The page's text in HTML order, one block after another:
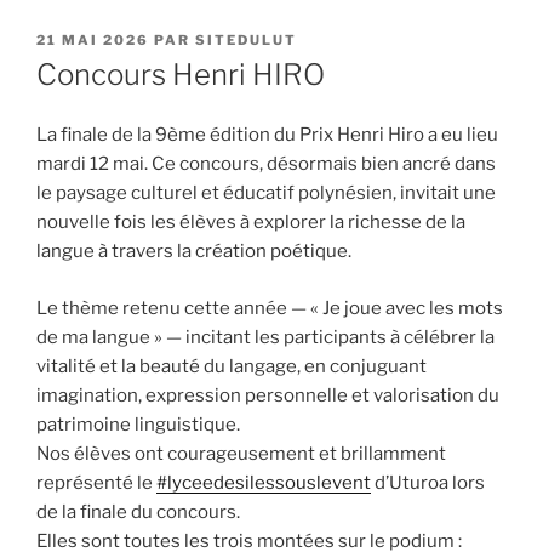
PUBLIÉ
LE
21 MAI 2026 PAR SITEDULUT
Concours Henri HIRO
La finale de la 9ème édition du Prix Henri Hiro a eu lieu
mardi 12 mai. Ce concours, désormais bien ancré dans
le paysage culturel et éducatif polynésien, invitait une
nouvelle fois les élèves à explorer la richesse de la
langue à travers la création poétique.
Le thème retenu cette année — « Je joue avec les mots
de ma langue » — incitant les participants à célébrer la
vitalité et la beauté du langage, en conjuguant
imagination, expression personnelle et valorisation du
patrimoine linguistique.
Nos élèves ont courageusement et brillamment
représenté le #lyceedesilessousleventd’Uturoa lors
de la finale du concours.
Elles sont toutes les trois montées sur le podium :